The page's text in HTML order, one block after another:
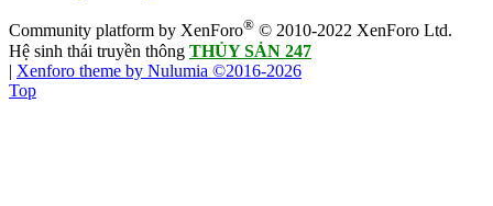
Community platform by XenForo® © 2010-2022 XenForo Ltd.
Hệ sinh thái truyền thông THỦY SẢN 247
| Xenforo theme by Nulumia ©2016-2026
Top